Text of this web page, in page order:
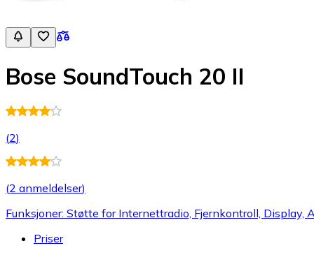
Bose SoundTouch 20 II
(2)
(2 anmeldelser)
Funksjoner: Støtte for Internettradio, Fjernkontroll,
Priser